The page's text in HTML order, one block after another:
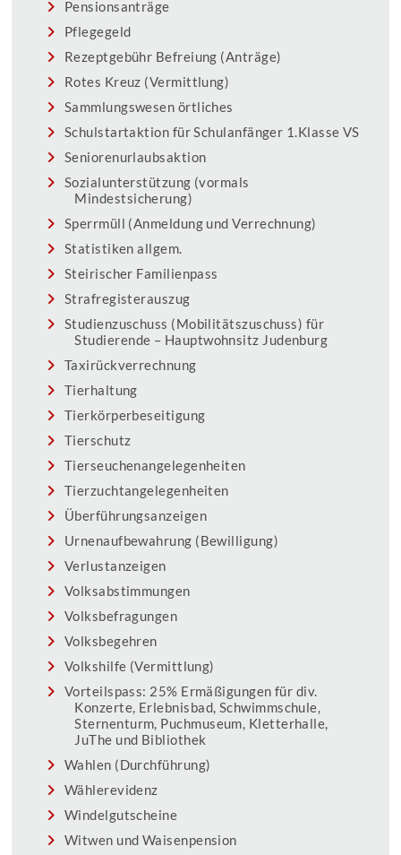
Pensionsanträge
Pflegegeld
Rezeptgebühr Befreiung (Anträge)
Rotes Kreuz (Vermittlung)
Sammlungswesen örtliches
Schulstartaktion für Schulanfänger 1.Klasse VS
Seniorenurlaubsaktion
Sozialunterstützung (vormals
Mindestsicherung)
Sperrmüll (Anmeldung und Verrechnung)
Statistiken allgem.
Steirischer Familienpass
Strafregisterauszug
Studienzuschuss (Mobilitätszuschuss) für
Studierende – Hauptwohnsitz Judenburg
Taxirückverrechnung
Tierhaltung
Tierkörperbeseitigung
Tierschutz
Tierseuchenangelegenheiten
Tierzuchtangelegenheiten
Überführungsanzeigen
Urnenaufbewahrung (Bewilligung)
Verlustanzeigen
Volksabstimmungen
Volksbefragungen
Volksbegehren
Volkshilfe (Vermittlung)
Vorteilspass: 25% Ermäßigungen für div.
Konzerte, Erlebnisbad, Schwimmschule,
Sternenturm, Puchmuseum, Kletterhalle,
JuThe und Bibliothek
Wahlen (Durchführung)
Wählerevidenz
Windelgutscheine
Witwen und Waisenpension